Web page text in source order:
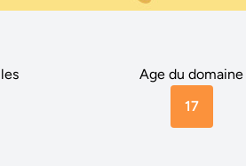
Age du domaine
17